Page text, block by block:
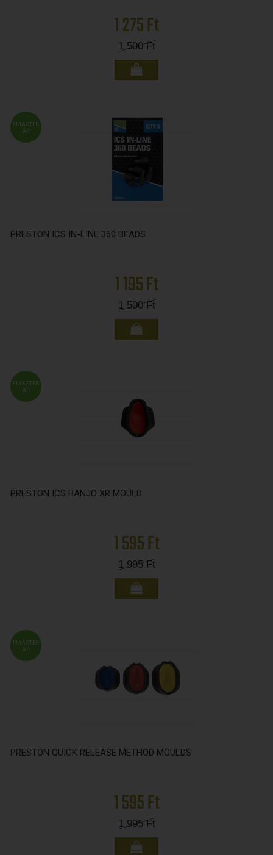
1 275 Ft
1 500Ft
FMASTER
ÁR
PRESTON ICS IN-LINE 360 BEADS
1 195 Ft
1 500Ft
FMASTER
ÁR
PRESTON ICS BANJO XR MOULD
1 595 Ft
1 995Ft
FMASTER
ÁR
PRESTON QUICK RELEASE METHOD MOULDS
1 595 Ft
1 995Ft